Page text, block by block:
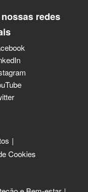
redes
Cookies